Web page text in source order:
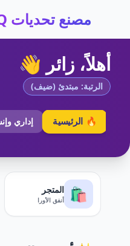
مصنع تحديات IQ
أهلاً، زائر 👋
الرتبة: مبتدئ (ضيف)
🔥 الرئيسية إداري
🛍️ المتجر
أنفق الأورا